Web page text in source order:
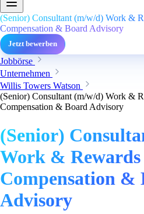
(Senior) Consultant (m/w/d) Work &
Compensation & Board Advisory
Jetzt bewerben
Jobbörse
Unternehmen
Willis Towers Watson
(Senior) Consultant (m/w/d) Work &
Compensation & Board Advisory
(Senior)
Work & Rewards
Compensation &
Advisory